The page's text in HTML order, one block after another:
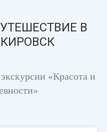
В
«Красота и